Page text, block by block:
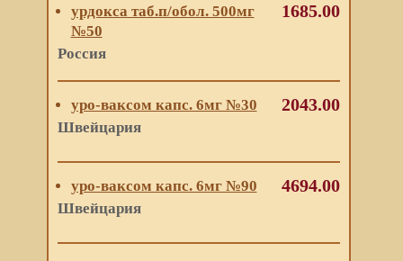
урдокса таб.п/обол. 500мг
№50
Россия
1685.00
уро-ваксом капс. 6мг №30
Швейцария
2043.00
уро-ваксом капс. 6мг №90
Швейцария
4694.00